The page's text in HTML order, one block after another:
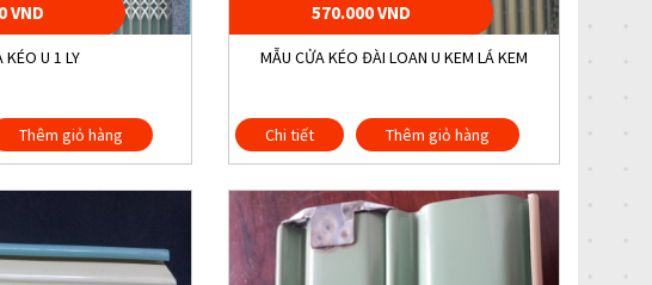
VND
KÉO U 1 LY
Thêm giỏ hàng
570.000 VND
MẪU CỬA KÉO ĐÀI LOAN U KEM LÁ KEM
Chi tiết Thêm giỏ hàng